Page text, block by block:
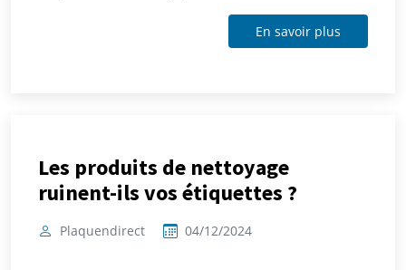
En savoir plus
Les produits de nettoyage
ruinent-ils vos étiquettes ?
Plaquendirect 04/12/2024